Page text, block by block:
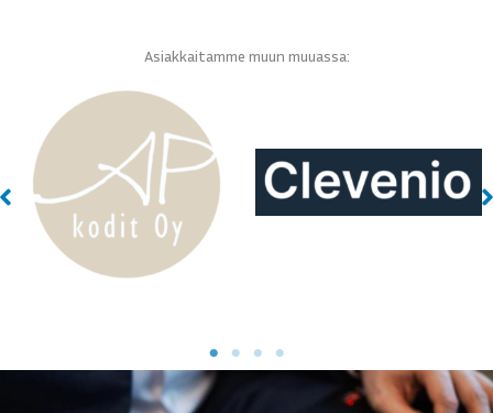
Asiakkaitamme muun muuassa: